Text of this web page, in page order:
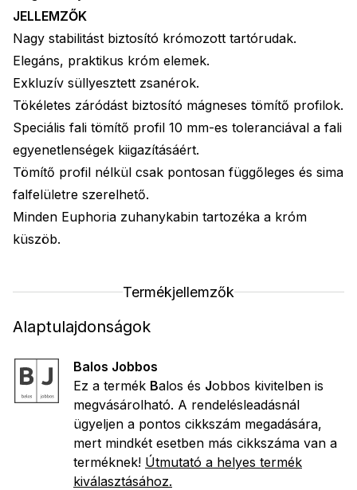
JELLEMZŐK
Nagy stabilitást biztosító krómozott tartórudak.
Elegáns, praktikus króm elemek.
Exkluzív süllyesztett zsanérok.
Tökéletes záródást biztosító mágneses tömítő profilok.
Speciális fali tömítő profil 10 mm-es toleranciával a fali
egyenetlenségek kiigazításáért.
Tömítő profil nélkül csak pontosan függőleges és sima
falfelületre szerelhető.
Minden Euphoria zuhanykabin tartozéka a króm
küszöb.
Termékjellemzők
Alaptulajdonságok
Balos Jobbos
Ez a termék Balos és Jobbos kivitelben is
megvásárolható. A rendelésleadásnál
ügyeljen a pontos cikkszám megadására,
mert mindkét esetben más cikkszáma van a
terméknek! Útmutató a helyes termék
kiválasztásához.